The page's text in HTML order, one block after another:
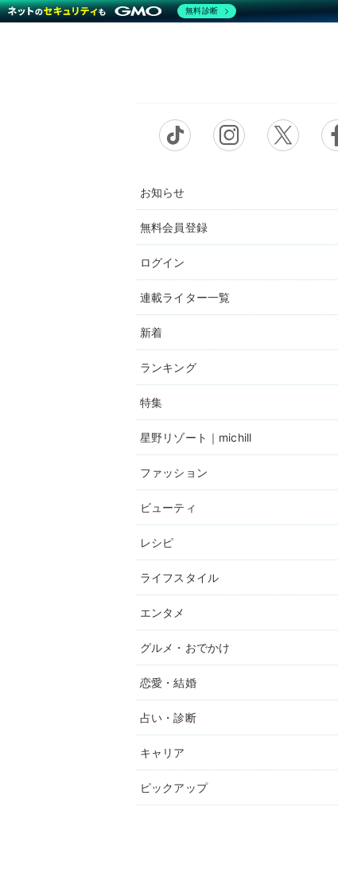
お知らせ
無料会員登録
ログイン
連載ライター一覧
新着
ランキング
特集
星野リゾート｜michill
ファッション
ビューティ
レシピ
ライフスタイル
エンタメ
グルメ・おでかけ
恋愛・結婚
占い・診断
キャリア
ピックアップ
無料診断